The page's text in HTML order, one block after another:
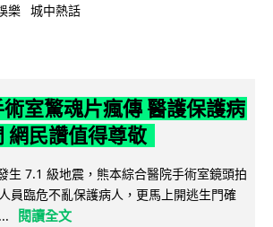
樂 城中熱話
室驚魂片瘋傳 醫護保護病
網民讚值得尊敬
生 7.1 級地震，熊本綜合醫院手術室鏡頭拍
員臨危不亂保護病人，更馬上開逃生門確
閱讀全文